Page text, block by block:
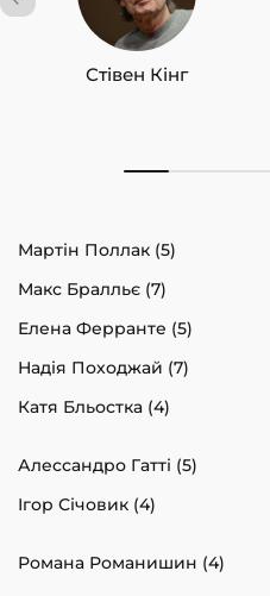
Стівен Кінг
Мартін Поллак (5)
Макс Бралльє (7)
Елена Ферранте (5)
Надія Походжай (7)
Катя Бльостка (4)
Алессандро Гатті (5)
Ігор Січовик (4)
Романа Романишин (4)